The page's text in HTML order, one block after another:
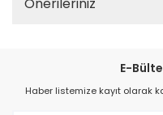
E-
Haber listemize kayıt olarak